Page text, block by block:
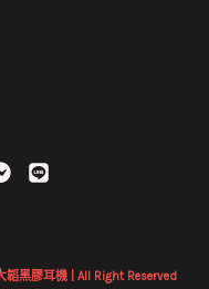
黑膠耳機 | All Right Reserved